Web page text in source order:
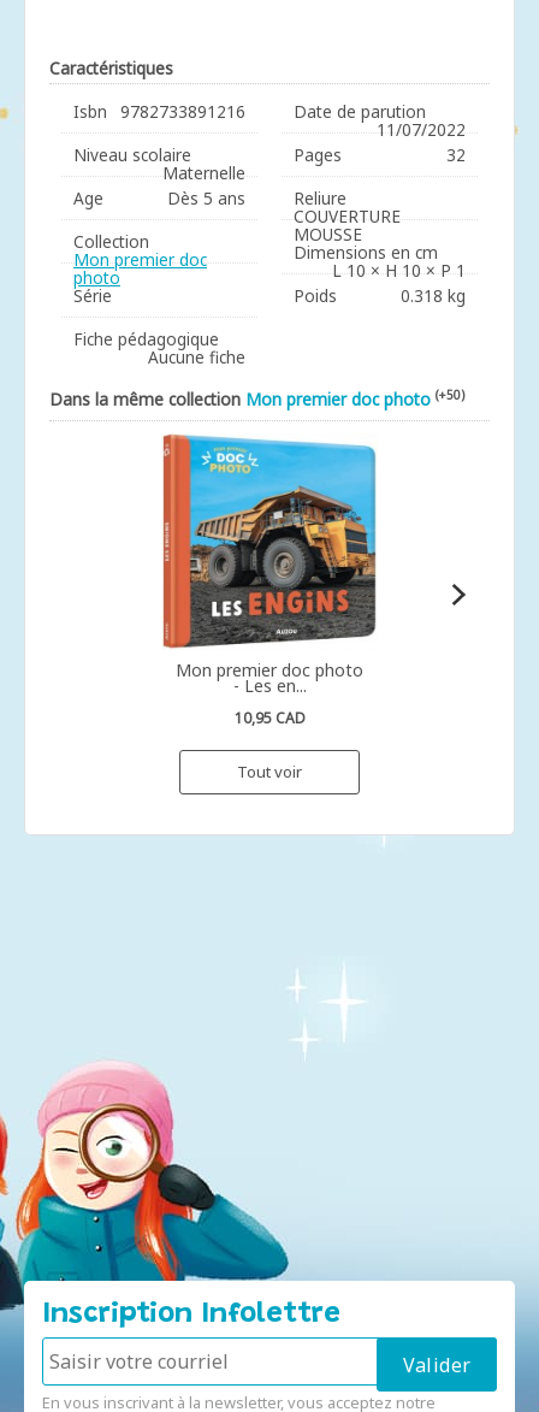
Caractéristiques
Isbn
9782733891216
Niveau scolaire
Maternelle
Age
Dès 5 ans
Collection
Mon premier doc
photo
Série
Fiche pédagogique
Aucune fiche
Date de parution
11/07/2022
Pages
32
Reliure
COUVERTURE
MOUSSE
Dimensions en cm
L 10 × H 10 × P 1
Poids
0.318 kg
Dans la même collection Mon premier doc photo (+50)
Mon premier doc photo
- Les en...
10,95 CAD
Tout voir
Inscription Infolettre
En vous inscrivant à la newsletter, vous acceptez notre